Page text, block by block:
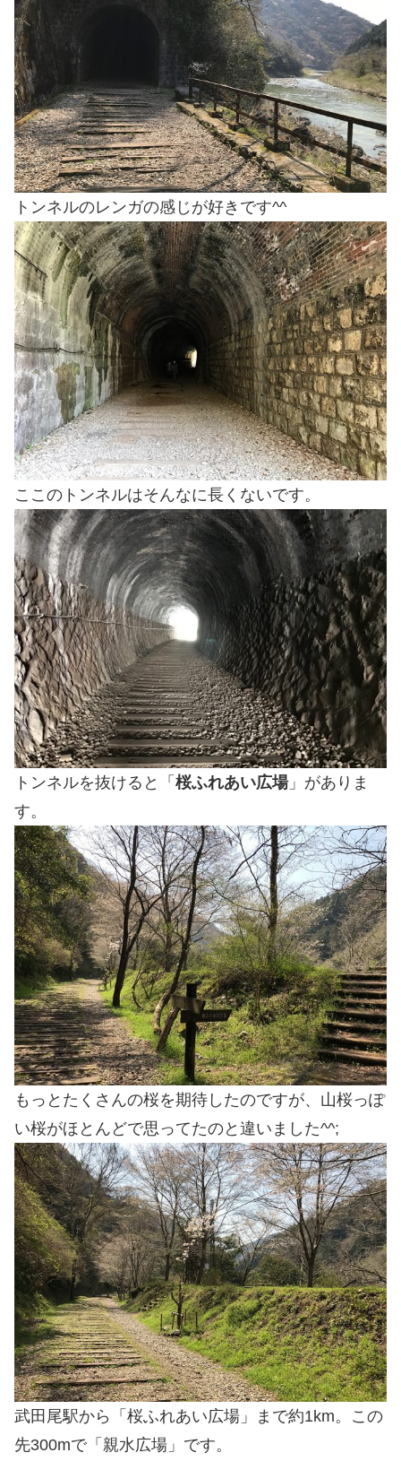
トンネルのレンガの感じが好きです^^
ここのトンネルはそんなに長くないです。
トンネルを抜けると「 桜ふれあい広場」がありま
す。
もっとたくさんの桜を期待したのですが、山桜っぽ
い桜がほとんどで思ってたのと違いました^^;
武田尾駅から「桜ふれあい広場」まで約1km。この
先300mで「親水広場」です。